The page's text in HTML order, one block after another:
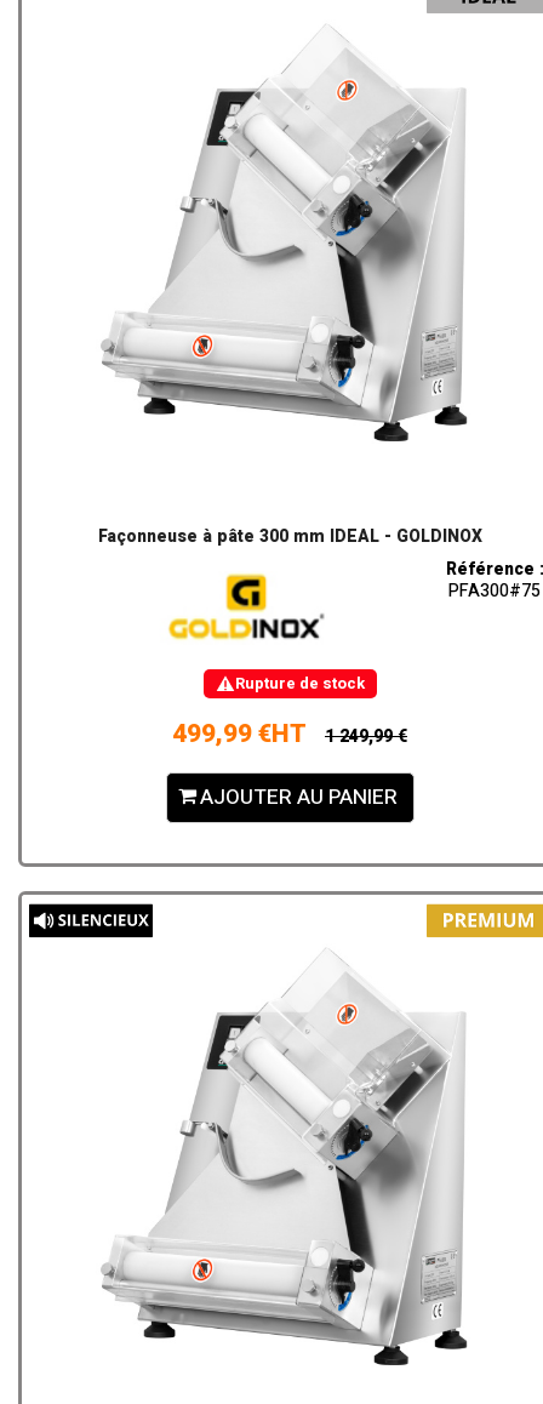
Façonneuse à pâte 300 mm IDEAL - GOLDINOX
Référence :
PFA300#75
Rupture de stock
499,99 €HT 1 249,99 €
AJOUTER AU PANIER